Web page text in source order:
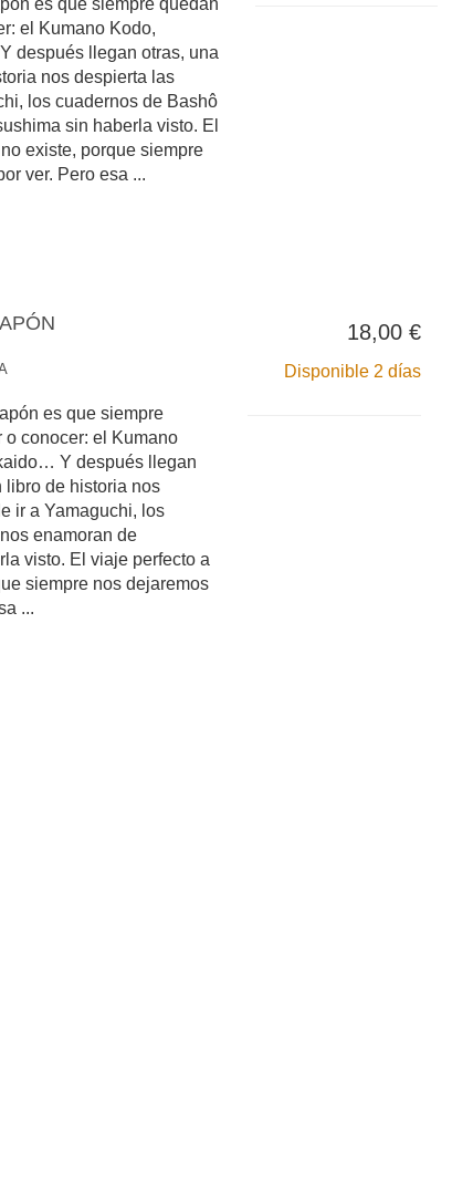
es que siempre quedan
el Kumano Kodo,
después llegan otras, una
nos despierta las
los cuadernos de Bashô
sin haberla visto. El
existe, porque siempre
ver. Pero esa ...
es que siempre
conocer: el Kumano
Y después llegan
libro de historia nos
ir a Yamaguchi, los
enamoran de
visto. El viaje perfecto a
siempre nos dejaremos
...
18,00 €
Disponible 2 días